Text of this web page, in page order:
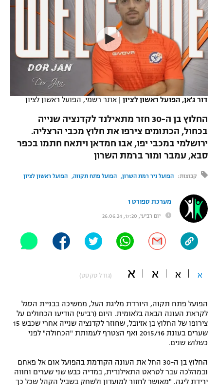
VOD
רץ ברשת
תוצאות
לוח שידורים
"מעל הליגה" – פודקאסט
"מחצית בשכונה" – פודקאסט
תקנון עבור פעילות אלקטרה
תקנון עבור פעילות ספורט 1 – "מרלן"
גיימינג E-Sports
תנאי שימוש
נבחרת ישראל
מכבי חיפה
בית"ר ירושלים
מכבי תל אביב
הפועל תל אביב
הפועל חיפה
הפועל באר שבע
מכבי נתניה
בני יהודה
ליגה ספרדית
ליגה איטלקית
ליגה צרפתית
ליגה הולנדית
ליגה טורקית
ליגה סינית
ליגה ברזילאית
כדורסל נשים
מכבי תל אביב
הפועל חולון
הפועל ירושלים
דני אבדיה
יורוליג
יורוקאפ
טניס
כדוריד
כדורעף
שחייה
ג'ודו
אגרוף
היאבקות WWE
אופניים
פוטבול אמריקאי NFL
בייסבול MLB
אומנויות לחימה
דור ג'אן, הפועל ראשון לציון | אתר רשמי, הפועל ראשון לציון
החלוץ בן ה-30 חזר מתאילנד לקדנציה שנייה
בכחול, הכתומים צירפו את חלוץ מכבי הרצליה.
ירושלמי במכבי יפו, אבו חמדאן ויתאח חתמו בכפר
סבא, עמבר ומור ברמת השרון
קבוצות: הפועל ניר רמת השרון הפועל פתח תקווה הפועל ראשון לציון
מערכת ספורט 1
יום רביעי, 17:20, 26.06.24
א א א א (גודל טקסט)
הפועל פתח תקוה, היורדת מליגת העל, ממשיכה בבניית הסגל
לקראת העונה הבאה בלאומית. היום (רביעי) הודיעו הכחולים על
צירופו של החלוץ בן אז'ובל, שחוזר לקדנציה שנייה אחרי שכבש 15
שערים בעונת 2015/16 ואף הצטרף לעמותת "הכחולה" לפני
כשלוש שנים.
החלוץ בן ה-30 החל את העונה הקודמת בהפועל אום אל פאחם
ובמהלכה עבר לטראט התאילנדית, במדיה כבש שני שערים וחווה
ירידת ליגה. "מאושר לחזור למועדון ולשחק בשביל הקהל שכל כך